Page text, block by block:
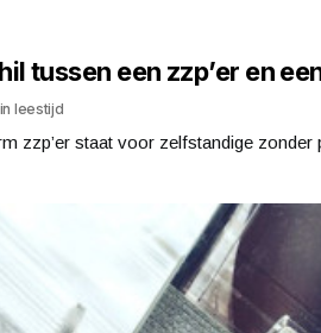
tussen een zzp’er en
leestijd
zzp’er staat voor zelfstandige